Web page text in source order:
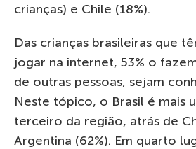
crianças) e Chile (18%).
Das crianças brasileiras que
jogar na internet, 53% o
de outras pessoas, sejam
Neste tópico, o Brasil é mais
terceiro da região, atrás de
Argentina (62%). Em quarto